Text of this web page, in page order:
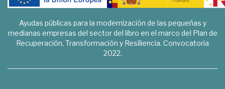
Ayudas públicas para la modernización de las pequeñas y
medianas empresas del sector del libro en el marco del Plan de
Recuperación, Transformación y Resiliencia. Convocatoria
2022.